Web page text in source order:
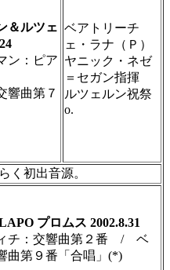
＆ルツェ
ン：ピア
響曲第７
ベアトリーチ
ェ・ラナ（Ｐ）
ヤニック・ネゼ
＝セガン指揮
ルツェルン祝祭
o.
く初出音源。
プロムス 2002.8.31
チ：交響曲第２番 / ベ
曲第９番「合唱」(*)